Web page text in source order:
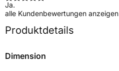
Ja.
alle Kundenbewertungen anzeigen
Produktdetails
Dimension